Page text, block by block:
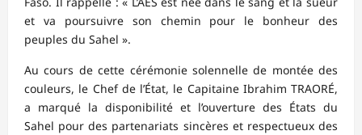
et va poursuivre son chemin pour le bonheur des
peuples du Sahel ».
Au cours de cette cérémonie solennelle de montée des
couleurs, le Chef de l’État, le Capitaine Ibrahim TRAORÉ,
a marqué la disponibilité et l’ouverture des États du
Sahel pour des partenariats sincères et respectueux des